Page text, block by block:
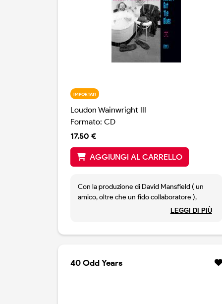
IMPORTATI
Loudon Wainwright III
Formato: CD
17.50 €
AGGIUNGI AL CARRELLO
Con la produzione di David Mansfield ( un
amico, oltre che un fido collaboratore ),
Loudon torna a fare musica con la M
modo superbo, oltre chè da Mansfield, anche
LEGGI DI PIÙ
40 Odd Years